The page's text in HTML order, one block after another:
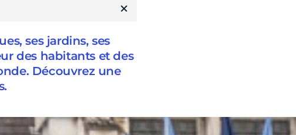
ses jardins, ses
des habitants et des
Découvrez une